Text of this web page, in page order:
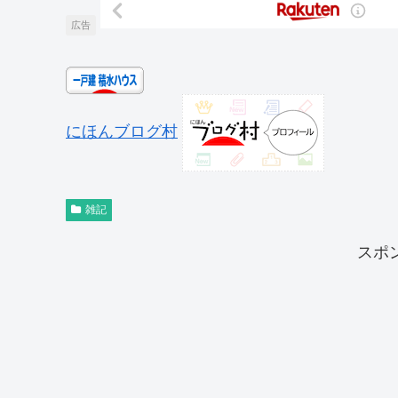
広告
にほんブログ村
雑記
スポ